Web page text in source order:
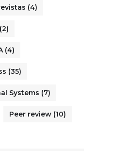
(4)
(2)
(4)
(35)
Systems (7)
Peer review (10)